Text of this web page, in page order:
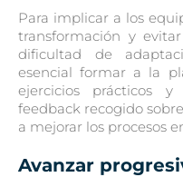
Para implicar a los
transformación y
dificultad de
esencial formar a la
ejercicios prácticos
feedback recogido
a mejorar los procesos
Avanzar